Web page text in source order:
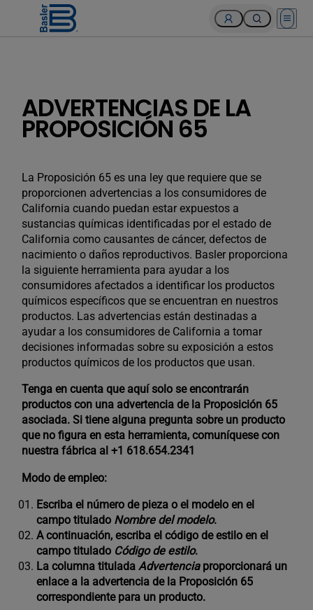
Open
ADVERTENCIAS DE LA
PROPOSICIÓN 65
La Proposición 65 es una ley que requiere que se
proporcionen advertencias a los consumidores de
California cuando puedan estar expuestos a
sustancias químicas identificadas por el estado de
California como causantes de cáncer, defectos de
nacimiento o daños reproductivos. Basler proporciona
la siguiente herramienta para ayudar a los
consumidores afectados a identificar los productos
químicos específicos que se encuentran en nuestros
productos. Las advertencias están destinadas a
ayudar a los consumidores de California a tomar
decisiones informadas sobre su exposición a estos
productos químicos de los productos que usan.
Tenga en cuenta que aquí solo se encontrarán
productos con una advertencia de la Proposición 65
asociada. Si tiene alguna pregunta sobre un producto
que no figura en esta herramienta, comuníquese con
nuestra fábrica al +1 618.654.2341
Modo de empleo:
Escriba el número de pieza o el modelo en el
campo titulado Nombre del modelo.
A continuación, escriba el código de estilo en el
campo titulado Código de estilo.
La columna tituladaAdvertenciaproporcionará un
enlace a la advertencia de la Proposición 65
correspondiente para un producto.